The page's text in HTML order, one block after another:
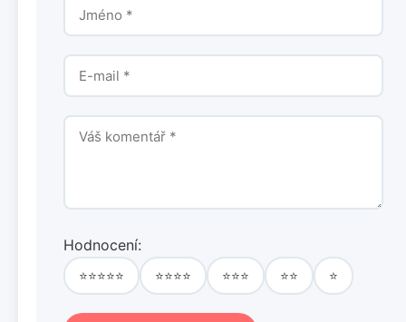
Hodnocení:
⭐⭐⭐⭐⭐ ⭐⭐⭐⭐ ⭐⭐⭐ ⭐⭐ ⭐